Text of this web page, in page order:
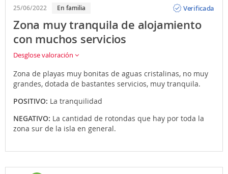
25/06/2022 En familia
Verificada
Zona muy tranquila de alojamiento
con muchos servicios
Desglose valoración
Zona de playas muy bonitas de aguas cristalinas, no muy
grandes, dotada de bastantes servicios, muy tranquila.
POSITIVO: La tranquilidad
NEGATIVO: La cantidad de rotondas que hay por toda la
zona sur de la isla en general.